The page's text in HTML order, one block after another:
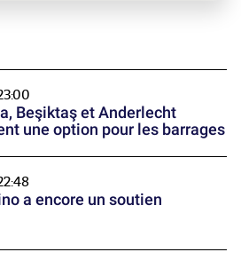
Beşiktaş et Anderlecht
une option pour les barrages
a encore un soutien